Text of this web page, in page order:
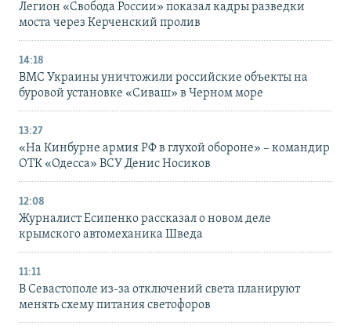
Легион «Свобода России» показал кадры разведки
моста через Керченский пролив
14:18
ВМС Украины уничтожили российские объекты на
буровой установке «Сиваш» в Черном море
13:27
«На Кинбурне армия РФ в глухой обороне» – командир
ОТК «Одесса» ВСУ Денис Носиков
12:08
Журналист Есипенко рассказал о новом деле
крымского автомеханика Шведа
11:11
В Севастополе из-за отключений света планируют
менять схему питания светофоров